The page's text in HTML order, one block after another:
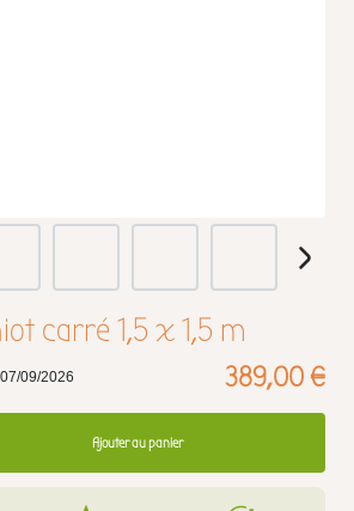
carré 1,5 x 1,5 m
09/2026 389,00 €
Ajouter au panier